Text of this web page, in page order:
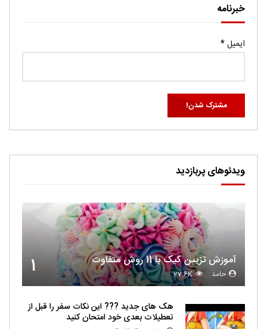
خبرنامه
ایمیل*
ویدئوهای پربازدید
1 آموزش تزیین کیک با 11 روش متفاوت
حامد 27.6K
هک های جدید ??️? این نکات سفر را قبل از
تعطیلات بعدی خود امتحان کنید